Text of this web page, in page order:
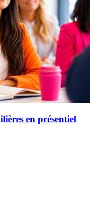
en présentiel